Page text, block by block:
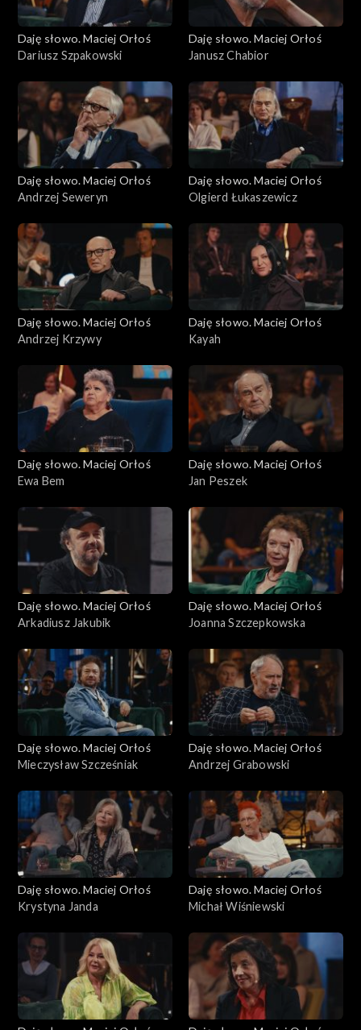
Daję słowo. Maciej Orłoś
Dariusz Szpakowski
Daję słowo. Maciej Orłoś
Janusz Chabior
Daję słowo. Maciej Orłoś
Andrzej Seweryn
Daję słowo. Maciej Orłoś
Olgierd Łukaszewicz
Daję słowo. Maciej Orłoś
Andrzej Krzywy
Daję słowo. Maciej Orłoś
Kayah
Daję słowo. Maciej Orłoś
Ewa Bem
Daję słowo. Maciej Orłoś
Jan Peszek
Daję słowo. Maciej Orłoś
Arkadiusz Jakubik
Daję słowo. Maciej Orłoś
Joanna Szczepkowska
Daję słowo. Maciej Orłoś
Mieczysław Szcześniak
Daję słowo. Maciej Orłoś
Andrzej Grabowski
Daję słowo. Maciej Orłoś
Krystyna Janda
Daję słowo. Maciej Orłoś
Michał Wiśniewski